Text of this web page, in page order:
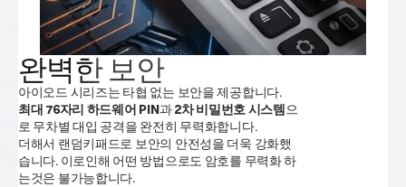
완벽한 보안
아이오드 시리즈는 타협 없는 보안을 제공합니다.
최대 76자리 하드웨어 PIN과 2차 비밀번호 시스템으
로 무차별 대입 공격을 완전히 무력화합니다.
더해서 랜덤키패드로 보안의 안전성을 더욱 강화했
습니다. 이로인해 어떤 방법으로도 암호를 무력화 하
는것은 불가능합니다.